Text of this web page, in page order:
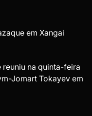
em Xangai
reuniu na quinta-feira
Jomart Tokayev em